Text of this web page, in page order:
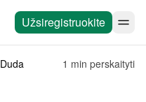
Užsiregistruokite
Duda 1 min perskaityti